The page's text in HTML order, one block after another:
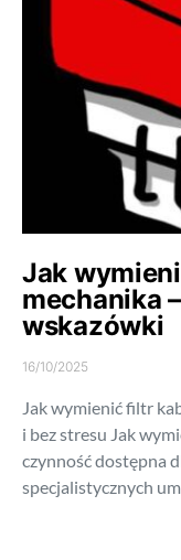
Jak
mechanika
wskazówki
16/10/2025
Jak wymienić filtr
i bez stresu Jak
czynność dostępna
specjalistycznych